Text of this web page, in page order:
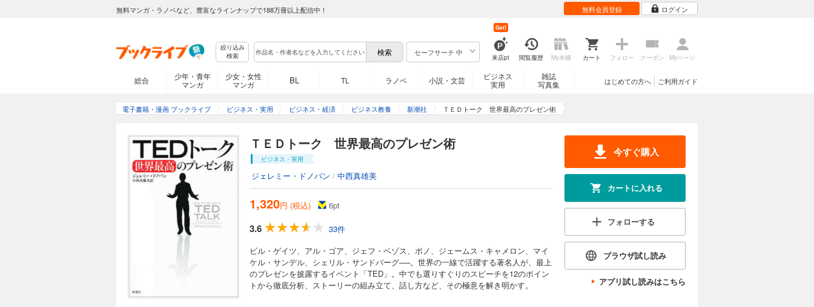
無料マンガ・ラノベなど、豊富なラインナップで188万冊以上配信中！ 無料会員登録 ログイン
絞り込み
検索
セーフサーチ 中
来店pt
Get!
閲覧履歴 My本棚 カート フォロー クーポン Myページ
総合
少年・青年
マンガ
少女・女性
マンガ
BL TL ラノベ 小説・文芸
ビジネス
実用
雑誌
写真集
ご利用ガイド
はじめての方へ
電子書籍・漫画 ブックライブ ビジネス・実用 ビジネス・経済 ビジネス教養 新潮社 ＴＥＤトーク 世界最高のプレゼン術
ＴＥＤトーク 世界最高のプレゼン術
ビジネス・実用
ジェレミー・ドノバン / 中西真雄美
1,320円 (税込) 6pt
3.6
33件
ビル・ゲイツ、アル・ゴア、ジェフ・ベゾス、ボノ、ジェームス・キャメロン、マイ
ケル・サンデル、シェリル・サンドバーグ──。世界の一線で活躍する著名人が、最上
のプレゼンを披露するイベント「TED」。中でも選りすぐりのスピーチを12のポイン
トから徹底分析、ストーリーの組み立て、話し方など、その極意を解き明かす。
今すぐ購入
カートに入れる
フォローする
ブラウザ試し読み
アプリ試し読みはこちら